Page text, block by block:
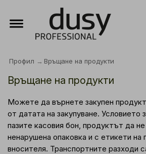
Профил Връщане на продукти
Връщане на продукти
Можете да върнете закупен
от датата на закупуване. Условието
пазите касовия бон, продуктът да не
ненарушена опаковка и с етикети на
вносителя. Транспортните разходи